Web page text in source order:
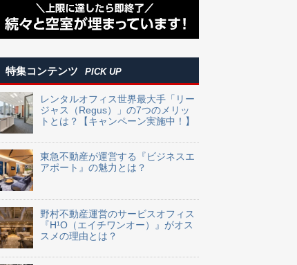
特集コンテンツ PICK UP
レンタルオフィス世界最大手「リー
ジャス（Regus）」の7つのメリッ
トとは？【キャンペーン実施中！】
東急不動産が運営する『ビジネスエ
アポート』の魅力とは？
野村不動産運営のサービスオフィス
『H¹O（エイチワンオー）』がオス
スメの理由とは？